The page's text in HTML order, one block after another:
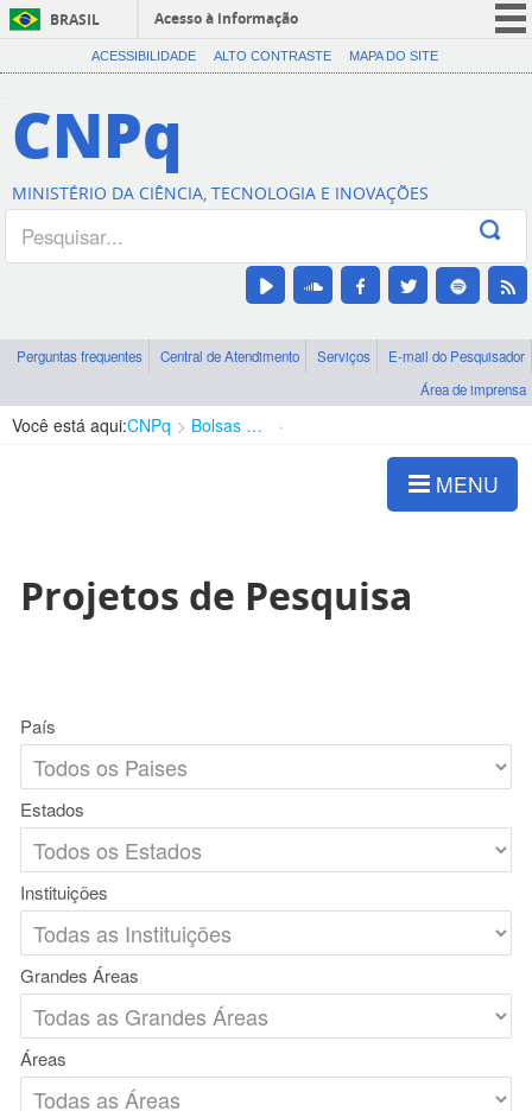
BRASIL
Acesso à informação
CORONAVÍRUS (COVID-19)
Canais
ACESSIBILIDADE ALTO CONTRASTE MAPA DO SITE
CNPq
MINISTÉRIO DA CIÊNCIA, TECNOLOGIA E INOVAÇÕES
Perguntas frequentes Central de Atendimento Serviços
E-mail do Pesquisador
Área de imprensa
Você está aqui:CNPq Bolsas e Auxílios Vigentes
MENU
Projetos de Pesquisa
País
Estados
Instituições
Grandes Áreas
Áreas